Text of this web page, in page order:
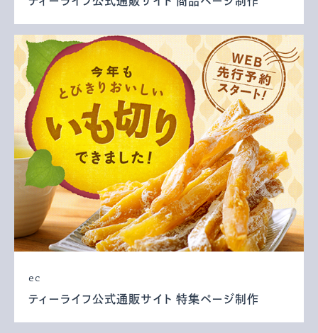
ec
ティーライフ公式通販サイト 特集ページ制作